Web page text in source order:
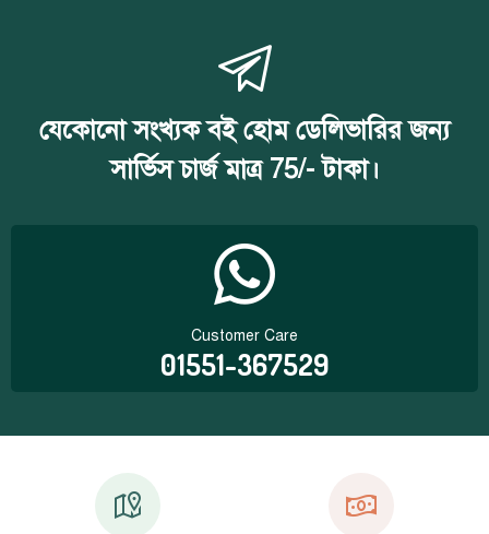
যেকোনো সংখ্যক বই হোম ডেলিভারির জন্য
সার্ভিস চার্জ মাত্র 75/- টাকা।
Customer Care
01551-367529